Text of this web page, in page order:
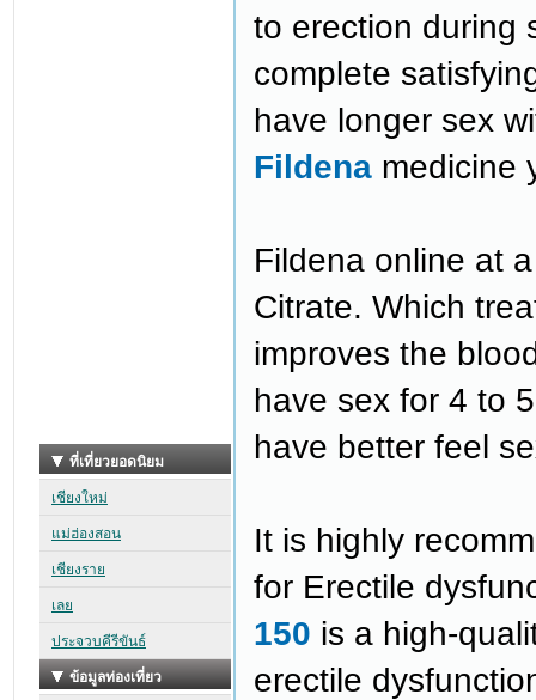
to erection during
complete
have longer sex
Fildena medicine
Fildena online at
Citrate. Which
improves the
have sex for 4 to
have better feel
It is highly
for Erectile
150 is a high-
erectile